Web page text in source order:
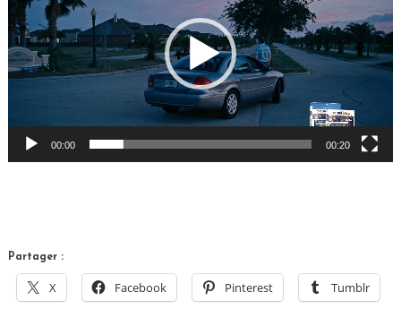
00:00 00:20
Partager :
X Facebook Pinterest Tumblr